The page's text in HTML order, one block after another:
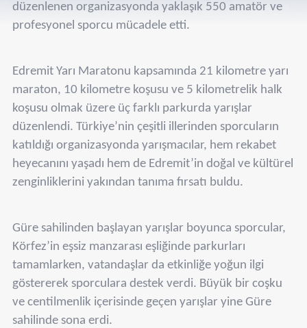
düzenlenen organizasyonda yaklaşık 550 amatör ve
profesyonel sporcu mücadele etti.
Edremit Yarı Maratonu kapsamında 21 kilometre yarı
maraton, 10 kilometre koşusu ve 5 kilometrelik halk
koşusu olmak üzere üç farklı parkurda yarışlar
düzenlendi. Türkiye’nin çeşitli illerinden sporcuların
katıldığı organizasyonda yarışmacılar, hem rekabet
heyecanını yaşadı hem de Edremit’in doğal ve kültürel
zenginliklerini yakından tanıma fırsatı buldu.
Güre sahilinden başlayan yarışlar boyunca sporcular,
Körfez’in eşsiz manzarası eşliğinde parkurları
tamamlarken, vatandaşlar da etkinliğe yoğun ilgi
göstererek sporculara destek verdi. Büyük bir coşku
ve centilmenlik içerisinde geçen yarışlar yine Güre
sahilinde sona erdi.